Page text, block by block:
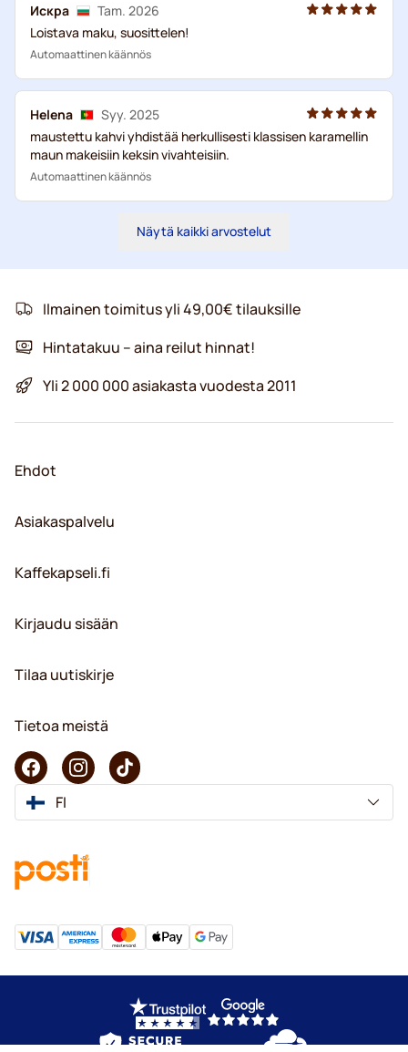
Искра
Tam. 2026
Loistava maku, suosittelen!
Automaattinen käännös
Helena
Syy. 2025
maustettu kahvi yhdistää herkullisesti klassisen karamellin
maun makeisiin keksin vivahteisiin.
Automaattinen käännös
Näytä kaikki arvostelut
Ilmainen toimitus yli 49,00€ tilauksille
Hintatakuu – aina reilut hinnat!
Yli 2 000 000 asiakasta vuodesta 2011
Ehdot
Asiakaspalvelu
Kaffekapseli.fi
Kirjaudu sisään
Tilaa uutiskirje
Tietoa meistä
FI